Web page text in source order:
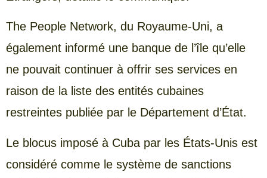
The People Network, du Royaume-Uni, a
également informé une banque de l’île qu’elle
ne pouvait continuer à offrir ses services en
raison de la liste des entités cubaines
restreintes publiée par le Département d’État.
Le blocus imposé à Cuba par les États-Unis est
considéré comme le système de sanctions